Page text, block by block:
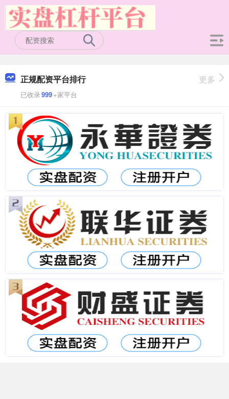
正规配资平台排行
已收录999+家平台
更多